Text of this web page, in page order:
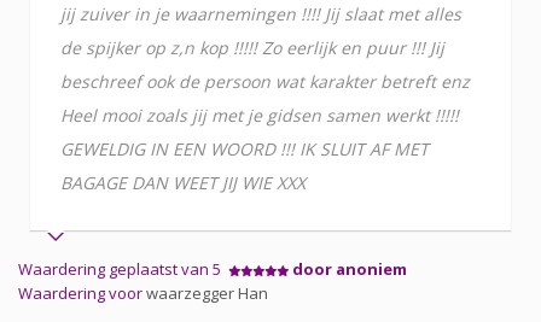
jij zuiver in je waarnemingen !!!! Jij slaat met alles
de spijker op z,n kop !!!!! Zo eerlijk en puur !!! Jij
beschreef ook de persoon wat karakter betreft enz
Heel mooi zoals jij met je gidsen samen werkt !!!!!
GEWELDIG IN EEN WOORD !!! IK SLUIT AF MET
BAGAGE DAN WEET JIJ WIE XXX
Waardering geplaatst van 5
door anoniem
Waardering voorwaarzegger Han